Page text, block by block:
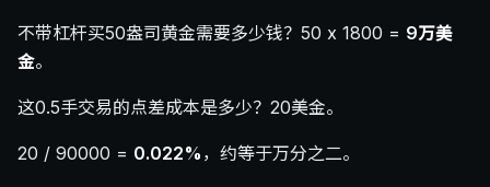
不带杠杆买50盎司黄金需要多少钱？50 x 1800 = 9万美
金。
这0.5手交易的点差成本是多少？20美金。
20 / 90000 = 0.022% ，约等于万分之二。